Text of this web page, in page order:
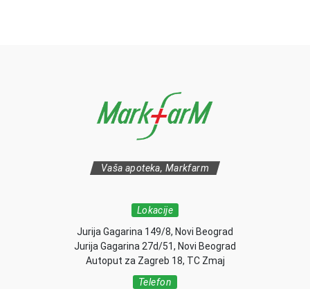
Vaša apoteka, Markfarm
Lokacije
Jurija Gagarina 149/8, Novi Beograd
Jurija Gagarina 27d/51, Novi Beograd
Autoput za Zagreb 18, TC Zmaj
Telefon